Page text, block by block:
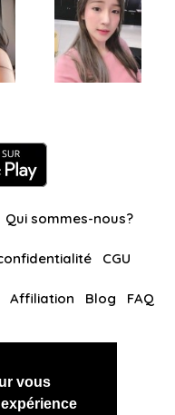
vous
Qui sommes-nous?
CGU
Affiliation Blog FAQ
RussianKisses